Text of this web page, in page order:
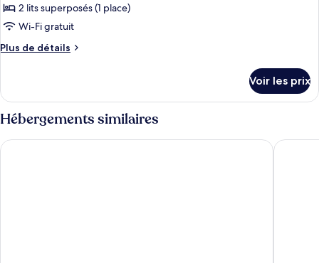
2 lits superposés (1 place)
Wi-Fi gratuit
Plus de détails
Plus
le
type
de
chambre
Studio
Voir les prix
Hébergements similaires
Cubic Bed Pratunam - Hostel Siam